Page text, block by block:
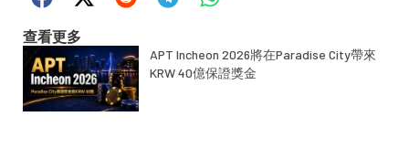
查看更多
APT Incheon 2026將在Paradise City帶來
KRW 40億保證獎金